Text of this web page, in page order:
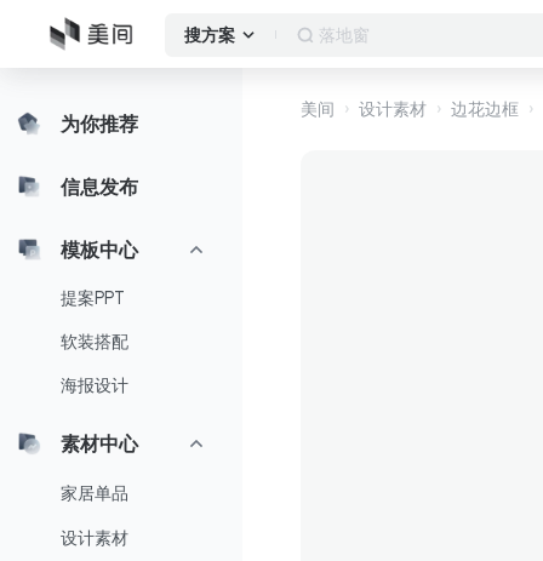
搜方案 落地窗
为你推荐
信息发布
模板中心
提案PPT
软装搭配
海报设计
素材中心
家居单品
设计素材
美间 设计素材 边花边框